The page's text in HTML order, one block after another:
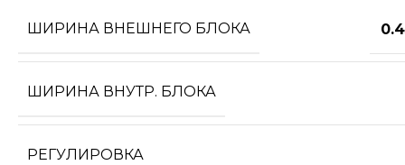
ШИРИНА ВНЕШНЕГО БЛОКА
ШИРИНА ВНУТР. БЛОКА
РЕГУЛИРОВКА